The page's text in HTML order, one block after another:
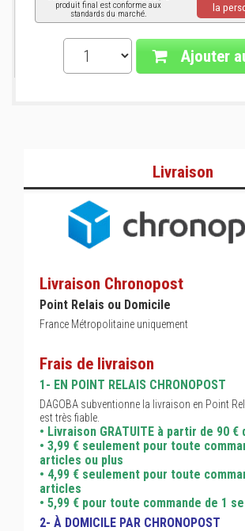
produit final est conforme aux
standards du marché.
la
Ajouter
Livraison
Livraison Chronopost
Point Relais ou Domicile
France Métropolitaine uniquement
Frais de livraison
1- EN POINT RELAIS CHRONOPOST
DAGOBA subventionne la livraison en Point
est très fiable.
• Livraison GRATUITE à partir de 90 €
• 3,99 € seulement pour toute
articles ou plus
• 4,99 € seulement pour toute
articles
• 5,99 € pour toute commande de 1
2- À DOMICILE PAR CHRONOPOST